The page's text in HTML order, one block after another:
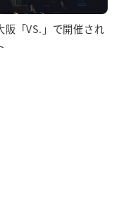
阪「VS.」で開催され